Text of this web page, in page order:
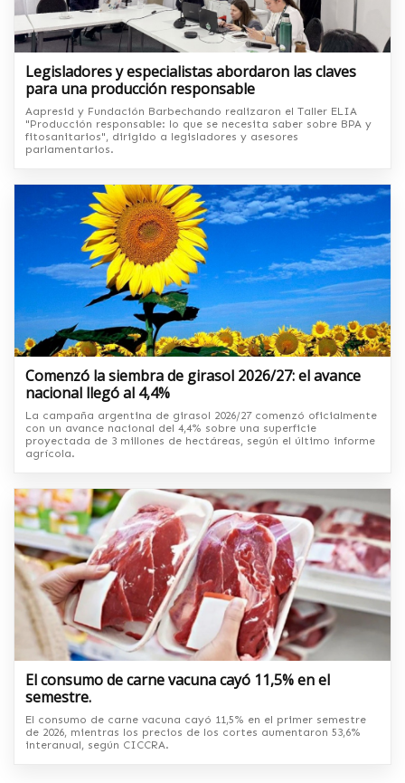
Legisladores y especialistas abordaron las claves
para una producción responsable
Aapresid y Fundación Barbechando realizaron el Taller ELIA
"Producción responsable: lo que se necesita saber sobre BPA y
fitosanitarios", dirigido a legisladores y asesores
parlamentarios.
Comenzó la siembra de girasol 2026/27: el avance
nacional llegó al 4,4%
La campaña argentina de girasol 2026/27 comenzó oficialmente
con un avance nacional del 4,4% sobre una superficie
proyectada de 3 millones de hectáreas, según el último informe
agrícola.
El consumo de carne vacuna cayó 11,5% en el
semestre.
El consumo de carne vacuna cayó 11,5% en el primer semestre
de 2026, mientras los precios de los cortes aumentaron 53,6%
interanual, según CICCRA.